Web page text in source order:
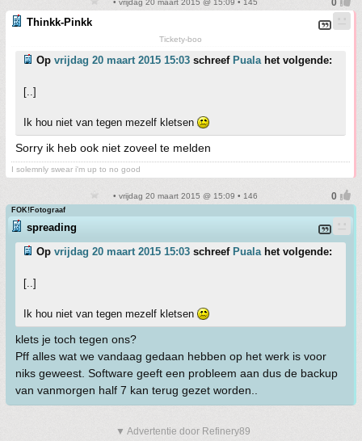
• vrijdag 20 maart 2015 @ 15:09 • 145
Thinkk-Pinkk
Tickety-boo
Op vrijdag 20 maart 2015 15:03 schreef Pualahet volgende:
[..]
Ik hou niet van tegen mezelf kletsen
Sorry ik heb ook niet zoveel te melden
I solemnly swear i'm up to no good
• vrijdag 20 maart 2015 @ 15:09 • 146
FOK!Fotograaf
spreading
Op vrijdag 20 maart 2015 15:03 schreef Pualahet volgende:
[..]
Ik hou niet van tegen mezelf kletsen
klets je toch tegen ons?
Pff alles wat we vandaag gedaan hebben op het werk is voor
niks geweest. Software geeft een probleem aan dus de backup
van vanmorgen half 7 kan terug gezet worden..
▼ Advertentie door Refinery89